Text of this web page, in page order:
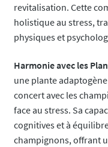
revitalisation. Cette
holistique au stress,
physiques et
Harmonie avec les
une plante
concert avec les
face au stress. Sa
cognitives et à
champignons, offrant